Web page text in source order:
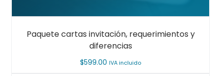
Paquete cartas invitación, requerimientos y
diferencias
$599.00 IVA incluido